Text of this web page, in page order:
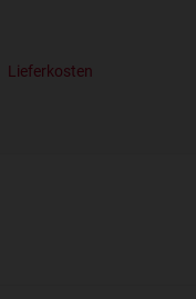
Lieferkosten